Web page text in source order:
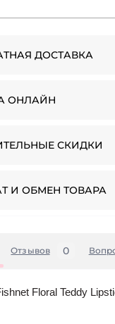
ДОСТАВКА
ОНЛАЙН
СКИДКИ
И ОБМЕН ТОВАРА
Отзывов 0
Floral Teddy